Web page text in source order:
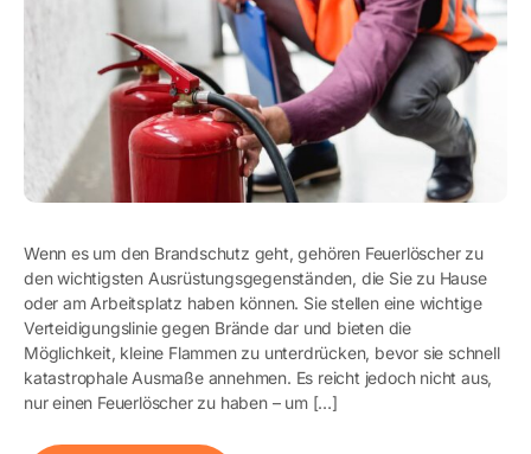
Wenn es um den Brandschutz geht, gehören Feuerlöscher zu
den wichtigsten Ausrüstungsgegenständen, die Sie zu Hause
oder am Arbeitsplatz haben können. Sie stellen eine wichtige
Verteidigungslinie gegen Brände dar und bieten die
Möglichkeit, kleine Flammen zu unterdrücken, bevor sie schnell
katastrophale Ausmaße annehmen. Es reicht jedoch nicht aus,
nur einen Feuerlöscher zu haben – um […]